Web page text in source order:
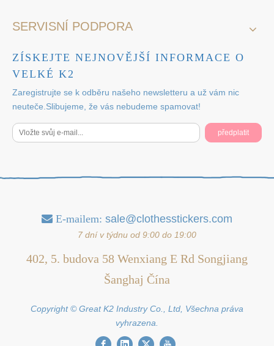
SERVISNÍ PODPORA
ZÍSKEJTE NEJNOVĚJŠÍ INFORMACE O
VELKÉ K2
Zaregistrujte se k odběru našeho newsletteru a už vám nic
neuteče.Slibujeme, že vás nebudeme spamovat!
předplatit
 E-mailem: sale@clothesstickers.com
7 dní v týdnu od 9:00 do 19:00
402, 5. budova 58 Wenxiang E Rd Songjiang
Šanghaj Čína
Copyright © Great K2 Industry Co., Ltd, Všechna práva
vyhrazena.